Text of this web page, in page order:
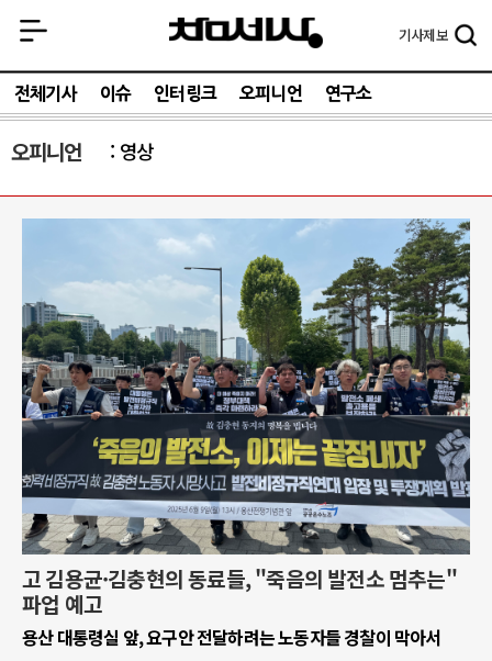
기사제보
전체기사 이슈 인터링크 오피니언 연구소
오피니언 영상
고 김용균·김충현의 동료들, "죽음의 발전소 멈추는"
파업 예고
용산 대통령실 앞, 요구안 전달하려는 노동자들 경찰이 막아서